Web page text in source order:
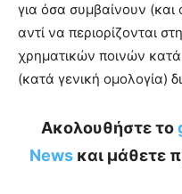
για όσα συμβαίνουν (και
αντί να περιορίζονται
χρηματικών ποινών
(κατά γενική ομολογία)
Ακολουθήστε το
News και μάθετε